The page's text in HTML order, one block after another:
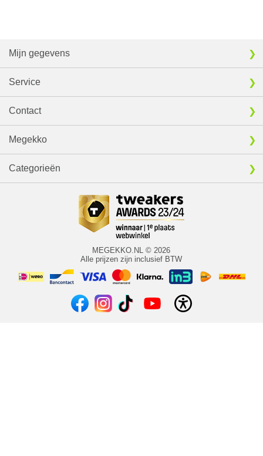
Mijn gegevens
Service
Contact
Megekko
Categorieën
MEGEKKO.NL © 2026
Alle prijzen zijn inclusief BTW